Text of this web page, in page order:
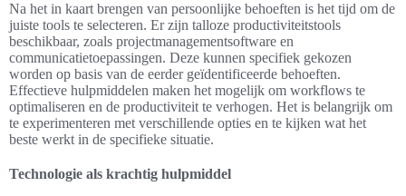
Na het in kaart brengen van persoonlijke behoeften is het tijd om de
juiste tools te selecteren. Er zijn talloze productiviteitstools
beschikbaar, zoals projectmanagementsoftware en
communicatietoepassingen. Deze kunnen specifiek gekozen
worden op basis van de eerder geïdentificeerde behoeften.
Effectieve hulpmiddelen maken het mogelijk om workflows te
optimaliseren en de productiviteit te verhogen. Het is belangrijk om
te experimenteren met verschillende opties en te kijken wat het
beste werkt in de specifieke situatie.
Technologie als krachtig hulpmiddel